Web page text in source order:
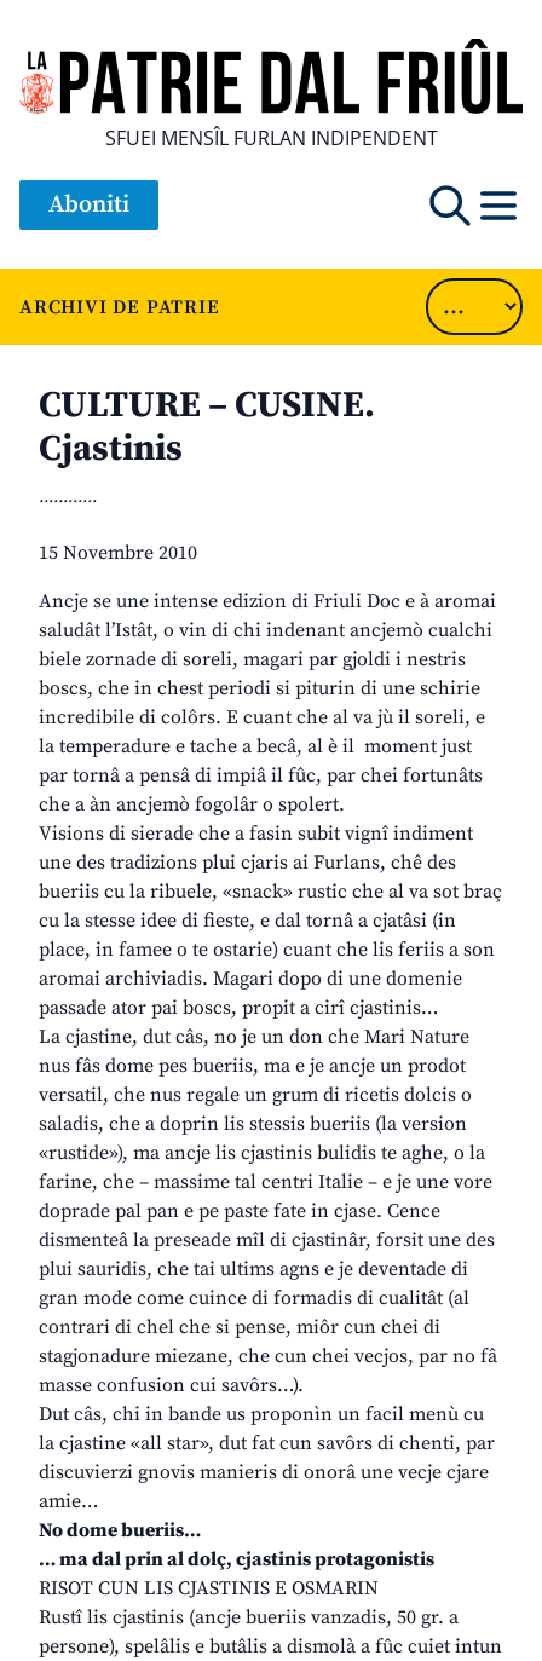
SFUEI MENSÎL FURLAN INDIPENDENT
Aboniti
ARCHIVI DE PATRIE
CULTURE – CUSINE.
Cjastinis
............
15 Novembre 2010
Ancje se une intense edizion di Friuli Doc e à aromai
saludât l’Istât, o vin di chi indenant ancjemò cualchi
biele zornade di soreli, magari par gjoldi i nestris
boscs, che in chest periodi si piturin di une schirie
incredibile di colôrs. E cuant che al va jù il soreli, e
la temperadure e tache a becâ, al è il moment just
par tornâ a pensâ di impiâ il fûc, par chei fortunâts
che a àn ancjemò fogolâr o spolert.
Visions di sierade che a fasin subit vignî indiment
une des tradizions plui cjaris ai Furlans, chê des
bueriis cu la ribuele, «snack» rustic che al va sot braç
cu la stesse idee di fieste, e dal tornâ a cjatâsi (in
place, in famee o te ostarie) cuant che lis feriis a son
aromai archiviadis. Magari dopo di une domenie
passade ator pai boscs, propit a cirî cjastinis…
La cjastine, dut câs, no je un don che Mari Nature
nus fâs dome pes bueriis, ma e je ancje un prodot
versatil, che nus regale un grum di ricetis dolcis o
saladis, che a doprin lis stessis bueriis (la version
«rustide»), ma ancje lis cjastinis bulidis te aghe, o la
farine, che – massime tal centri Italie – e je une vore
doprade pal pan e pe paste fate in cjase. Cence
dismenteâ la preseade mîl di cjastinâr, forsit une des
plui sauridis, che tai ultims agns e je deventade di
gran mode come cuince di formadis di cualitât (al
contrari di chel che si pense, miôr cun chei di
stagjonadure miezane, che cun chei vecjos, par no fâ
masse confusion cui savôrs…).
Dut câs, chi in bande us proponìn un facil menù cu
la cjastine «all star», dut fat cun savôrs di chenti, par
discuvierzi gnovis manieris di onorâ une vecje cjare
amie…
No dome bueriis…
… ma dal prin al dolç, cjastinis protagonistis
RISOT CUN LIS CJASTINIS E OSMARIN
Rustî lis cjastinis (ancje bueriis vanzadis, 50 gr. a
persone), spelâlis e butâlis a dismolà a fûc cuiet intun